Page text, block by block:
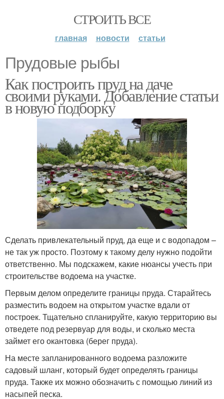
СТРОИТЬ ВСЕ
главная новости статьи
Прудовые рыбы
Как построить пруд на даче
своими руками. Добавление статьи
в новую подборку
Сделать привлекательный пруд, да еще и с водопадом –
не так уж просто. Поэтому к такому делу нужно подойти
ответственно. Мы подскажем, какие нюансы учесть при
строительстве водоема на участке.
Первым делом определите границы пруда. Старайтесь
разместить водоем на открытом участке вдали от
построек. Тщательно спланируйте, какую территорию вы
отведете под резервуар для воды, и сколько места
займет его окантовка (берег пруда).
На месте запланированного водоема разложите
садовый шланг, который будет определять границы
пруда. Также их можно обозначить с помощью линий из
насыпей песка.